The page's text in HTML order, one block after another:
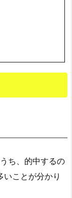
ち、的中するの
ことが分かり